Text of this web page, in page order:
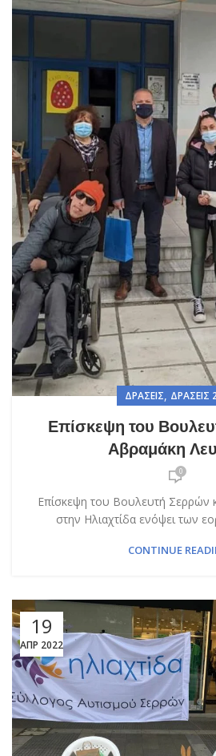
ΔΡΆΣΕΙΣ, ΔΡΆΣΕΙΣ
Επίσκεψη του
Αβραμάκη
0
Επίσκεψη του Βουλευτή Σερρών
στην Ηλιαχτίδα ενόψει των
CONTINUE
19
ΑΠΡ 2022